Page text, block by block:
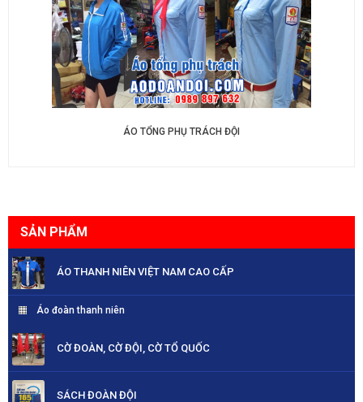
ÁO TỔNG PHỤ TRÁCH ĐỘI
SẢN PHẨM
ÁO THANH NIÊN VIỆT NAM CAO CẤP
Áo đoàn thanh niên
CỜ ĐOÀN, CỜ ĐỘI, CỜ TỔ QUỐC
SÁCH ĐOÀN ĐỘI